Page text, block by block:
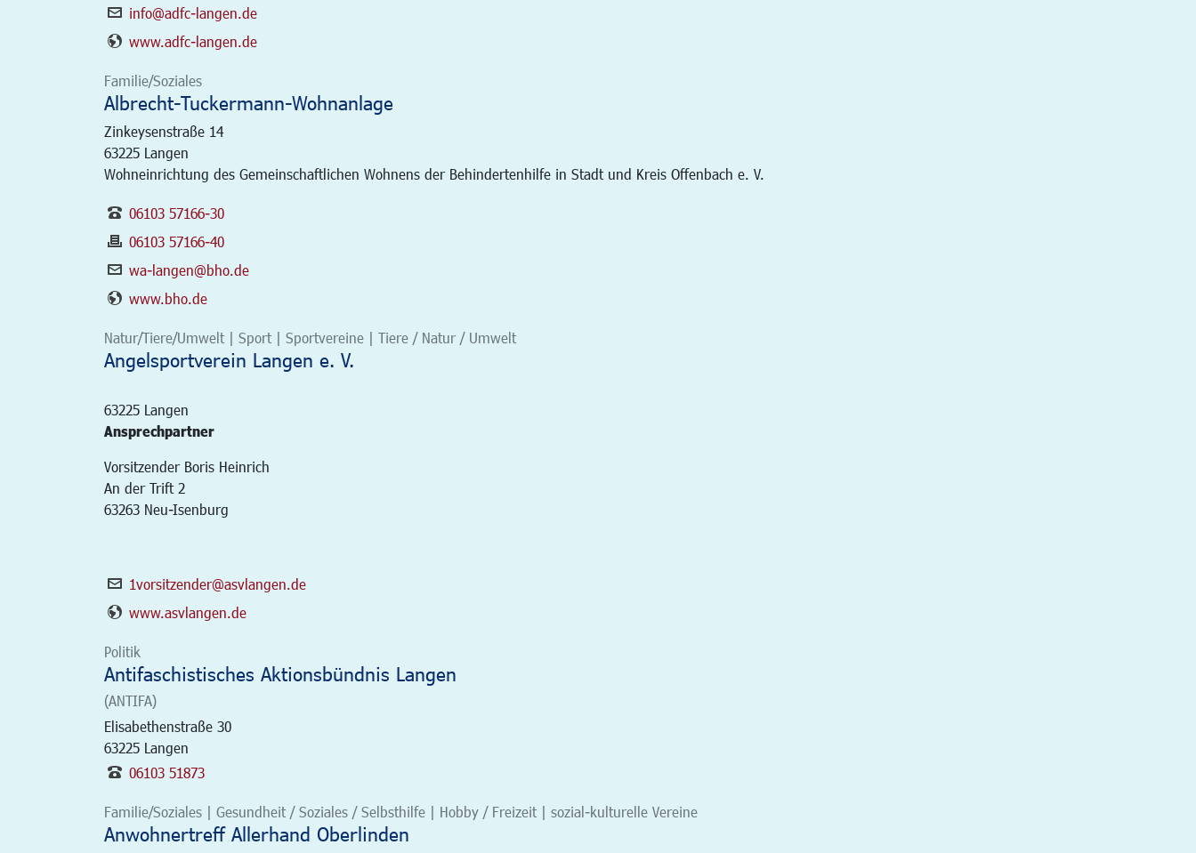
info@adfc-langen.de
www.adfc-langen.de
Familie/Soziales
Albrecht-Tuckermann-Wohnanlage
Zinkeysenstraße 14
63225 Langen
Wohneinrichtung des Gemeinschaftlichen Wohnens der Behindertenhilfe in Stadt und Kreis Offenbach e. V.
06103 57166-30
06103 57166-40
wa-langen@bho.de
www.bho.de
Natur/Tiere/Umwelt | Sport | Sportvereine | Tiere / Natur / Umwelt
Angelsportverein Langen e. V.
63225 Langen
Ansprechpartner
Vorsitzender Boris Heinrich
An der Trift 2
63263 Neu-Isenburg
1vorsitzender@asvlangen.de
www.asvlangen.de
Politik
Antifaschistisches Aktionsbündnis Langen
(ANTIFA)
Elisabethenstraße 30
63225 Langen
06103 51873
Familie/Soziales | Gesundheit / Soziales / Selbsthilfe | Hobby / Freizeit | sozial-kulturelle Vereine
Anwohnertreff Allerhand Oberlinden